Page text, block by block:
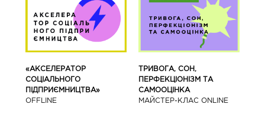
«АКСЕЛЕРАТОР
СОЦІАЛЬНОГО
ПІДПРИЄМНИЦТВА»
OFFLINE
ТРИВОГА, СОН,
ПЕРФЕКЦІОНІЗМ ТА
САМООЦІНКА
МАЙСТЕР-КЛАС ONLINE